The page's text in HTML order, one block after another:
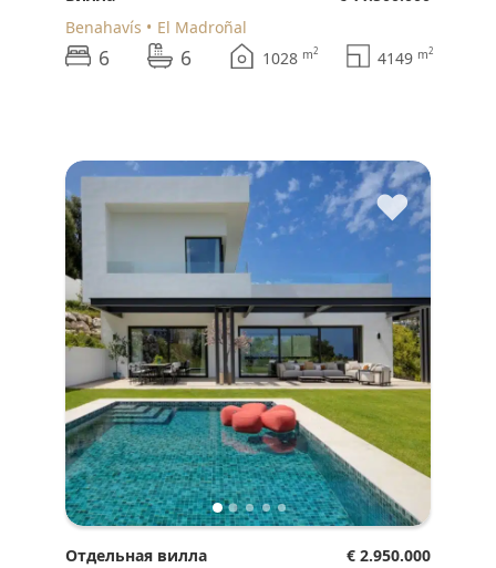
Benahavís
El Madroñal
6 6 1028 m2 4149 m2
♥
Отдельная вилла € 2.950.000